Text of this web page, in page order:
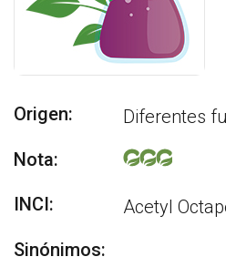
Origen:
Diferentes
Nota:
INCI:
Acetyl
Sinónimos: